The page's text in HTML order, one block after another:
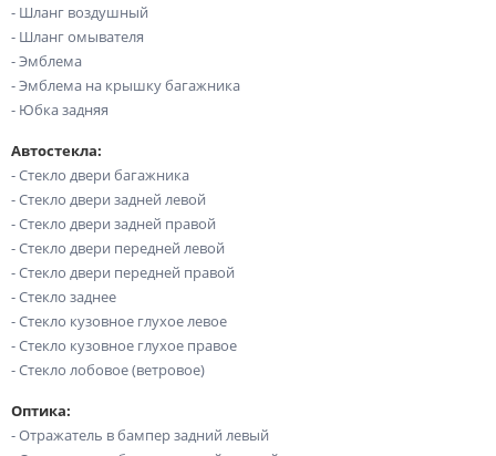
- Шланг воздушный
- Шланг омывателя
- Эмблема
- Эмблема на крышку багажника
- Юбка задняя
Автостекла:
- Стекло двери багажника
- Стекло двери задней левой
- Стекло двери задней правой
- Стекло двери передней левой
- Стекло двери передней правой
- Стекло заднее
- Стекло кузовное глухое левое
- Стекло кузовное глухое правое
- Стекло лобовое (ветровое)
Оптика:
- Отражатель в бампер задний левый